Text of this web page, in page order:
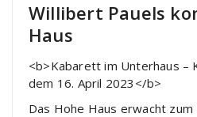
Willibert Pauels
Haus
<b>Kabarett im Unterhaus –
dem 16. April 2023</b>
Das Hohe Haus erwacht